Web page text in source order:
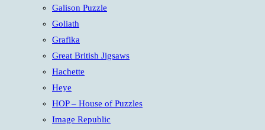
Galison Puzzle
Goliath
Grafika
Great British Jigsaws
Hachette
Heye
HOP – House of Puzzles
Image Republic